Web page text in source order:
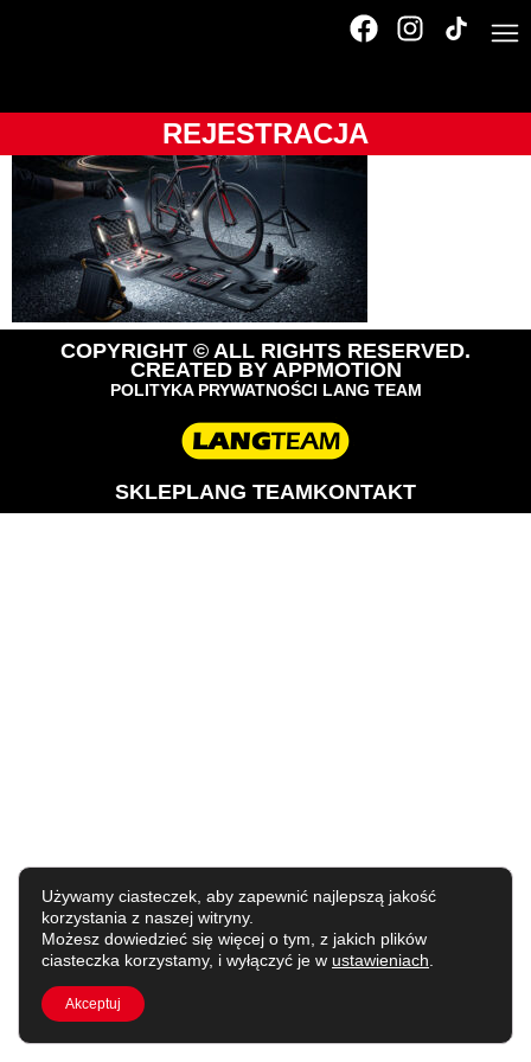
REJESTRACJA
nagrody-germina
COPYRIGHT © ALL RIGHTS RESERVED.
CREATED BY APPMOTION
POLITYKA PRYWATNOŚCI LANG TEAM
SKLEPLANG TEAMKONTAKT
Używamy ciasteczek, aby zapewnić najlepszą jakość
korzystania z naszej witryny.
Możesz dowiedzieć się więcej o tym, z jakich plików
ciasteczka korzystamy, i wyłączyć je w ustawieniach
Akceptuj